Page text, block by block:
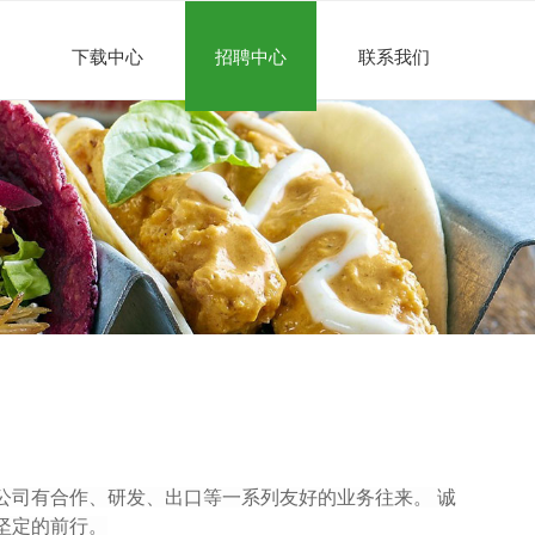
下载中心 招聘中心 联系我们
司有合作、研发、出口等一系列友好的业务往来。
诚
定的前行。